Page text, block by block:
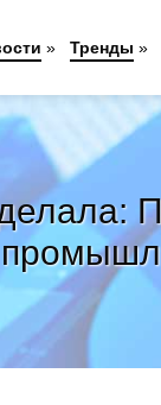
» Тренды »